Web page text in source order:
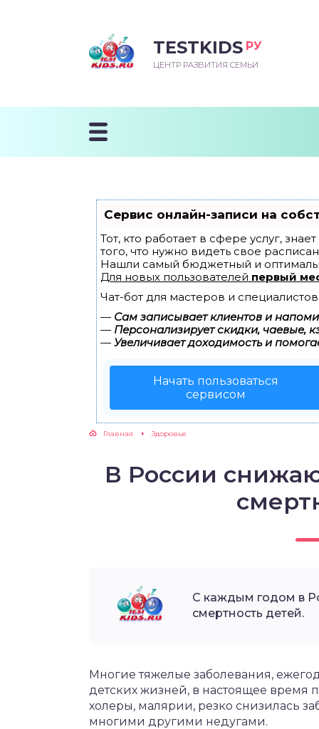
TESTKIDS РУ
ЦЕНТР РАЗВИТИЯ СЕМЬИ
Сервис онлайн-записи на
Тот, кто работает в сфере услуг,
того, что нужно видеть свое
Нашли самый бюджетный и
Для новых пользователей первый
Чат-бот для мастеров и
— Сам записывает клиентов и
— Персонализирует скидки, чаевые,
— Увеличивает доходимость и
Начать пользоваться
сервисом
Главная Здоровье
В России
С каждым годом в
смертность детей.
Многие тяжелые заболевания,
детских жизней, в настоящее время
холеры, малярии, резко снизилась
многими другими недугами.
МЕСЯЦ
ПЕРВОГО
УЧИТСЯ
ПОСЛЕ ГОДА
К ШКОЛЕ
ДОШКОЛЬНИКА
ШКОЛА
ШКОЛЬНИКА
ШКОЛЬНИКА